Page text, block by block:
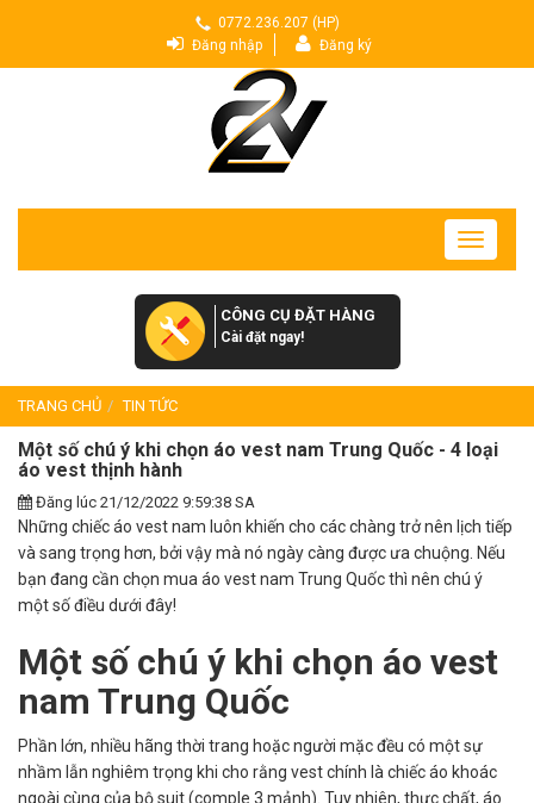
0772.236.207 (HP)
Đăng nhập
Đăng ký
Toggle
CÔNG CỤ ĐẶT HÀNG
Cài đặt ngay!
TRANG CHỦ TIN TỨC
Một số chú ý khi chọn áo vest nam Trung Quốc - 4 loại
áo vest thịnh hành
Đăng lúc 21/12/2022 9:59:38 SA
Những chiếc áo vest nam luôn khiến cho các chàng trở nên lịch tiếp
và sang trọng hơn, bởi vậy mà nó ngày càng được ưa chuộng. Nếu
bạn đang cần chọn mua áo vest nam Trung Quốc thì nên chú ý
một số điều dưới đây!
Một số chú ý khi chọn áo vest
nam Trung Quốc
Phần lớn, nhiều hãng thời trang hoặc người mặc đều có một sự
nhầm lẫn nghiêm trọng khi cho rằng vest chính là chiếc áo khoác
ngoài cùng của bộ suit (comple 3 mảnh). Tuy nhiên, thực chất, áo